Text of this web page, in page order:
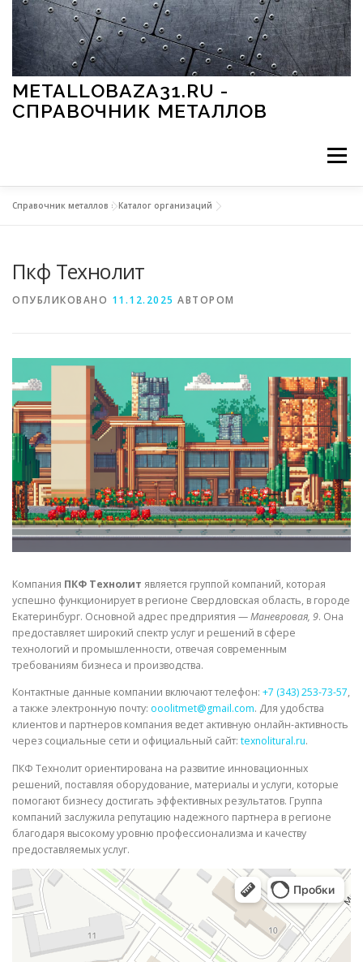
Перейти к содержимому
METALLOBAZA31.RU -
СПРАВОЧНИК МЕТАЛЛОВ
Меню
МЕТАЛЛЫ И ОКРУЖАЮЩАЯ СРЕДА
СВОЙСТВА МЕТАЛЛОВ СОРТА МЕТАЛЛОВ
СТАТЬИ
Справочник металлов »Каталог организаций
Пкф Технолит
ОПУБЛИКОВАНО 11.12.2025 АВТОРОМ
Компания ПКФ Технолит является группой компаний, которая
успешно функционирует в регионе Свердловская область, в городе
Екатеринбург. Основной адрес предприятия —Маневровая, 9. Она
предоставляет широкий спектр услуг и решений в сфере
технологий и промышленности, отвечая современным
требованиям бизнеса и производства.
Контактные данные компании включают телефон: +7 (343) 253-73-57,
а также электронную почту: ooolitmet@gmail.com. Для удобства
клиентов и партнеров компания ведет активную онлайн-активность
через социальные сети и официальный сайт: texnolitural.ru.
ПКФ Технолит ориентирована на развитие инновационных
решений, поставляя оборудование, материалы и услуги, которые
помогают бизнесу достигать эффективных результатов. Группа
компаний заслужила репутацию надежного партнера в регионе
благодаря высокому уровню профессионализма и качеству
предоставляемых услуг.